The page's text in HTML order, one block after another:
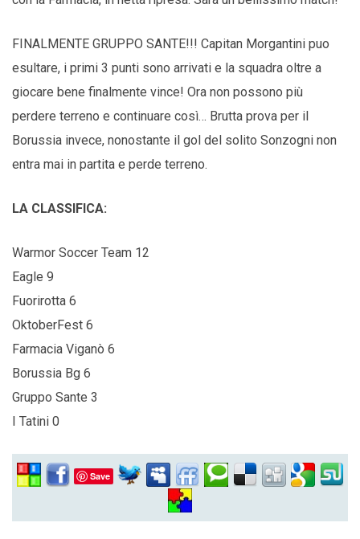
FINALMENTE GRUPPO SANTE!!! Capitan Morgantini puo
esultare, i primi 3 punti sono arrivati e la squadra oltre a
giocare bene finalmente vince! Ora non possono più
perdere terreno e continuare così… Brutta prova per il
Borussia invece, nonostante il gol del solito Sonzogni non
entra mai in partita e perde terreno.
LA CLASSIFICA:
Warmor Soccer Team 12
Eagle 9
Fuorirotta 6
OktoberFest 6
Farmacia Viganò 6
Borussia Bg 6
Gruppo Sante 3
I Tatini 0
Save